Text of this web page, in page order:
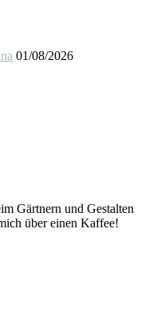
01/08/2026
Gärtnern und Gestalten
über einen Kaffee!